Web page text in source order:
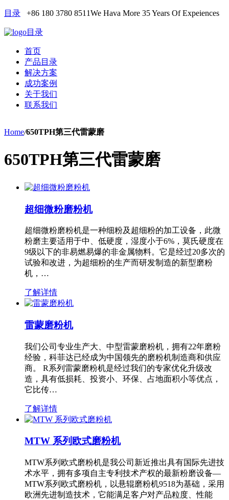
目录 +86 180 3780 8511We Hava More 35 Years Of Expeiences
目录
首页
产品目录
解决方案
成功案例
关于我们
联系我们
Home/650TPH第三代雷蒙磨
650TPH第三代雷蒙磨
超细微粉磨粉机
超细微粉磨粉机是一种细粉及超细粉的加工设备，此微
粉磨主要适用于中、低硬度，湿度小于6%，莫氏硬度在
9级以下的非易燃易爆的非金属物料。它是经过20多次的
试验和改进，为超细粉的生产而研发制造的新型磨粉
机，…
了解详情
雷蒙磨粉机
我们公司专业生产大、中型雷蒙磨粉机，拥有22年磨粉
经验，科菲达已经成为中国领先的磨粉机制造商和供应
商。 R系列雷蒙磨粉机是经过我们的专家优化升级改
造，具有低损耗、投资小、环保、占地面积小等优点，
它比传…
了解详情
MTW 系列欧式磨粉机
MTW系列欧式磨粉机是我公司新近推出具有国际先进技
术水平，拥有多项自主专利技术产权的最新粉磨设备—
MTW系列欧式磨粉机，以悬辊磨粉机9518为基础，采用
欧洲先进制造技术，它能满足客户对产品粒度、性能